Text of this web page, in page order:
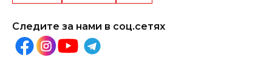
Следите за нами в соц.сетях